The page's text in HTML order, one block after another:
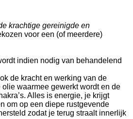
krachtige gereinigde en
voor een (of meerdere)
indien nodig van behandelend
de kracht en werking van de
waarmee gewerkt wordt en de
Alles is energie, je krijgt
om op een diepe rustgevende
zodat je terug straalt innerlijk